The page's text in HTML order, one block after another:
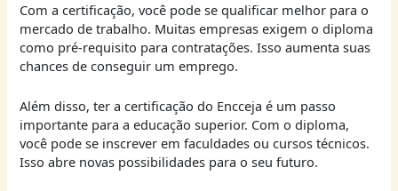
Com a certificação, você pode se qualificar melhor para o
mercado de trabalho. Muitas empresas exigem o diploma
como pré-requisito para contratações. Isso aumenta suas
chances de conseguir um emprego.
Além disso, ter a certificação do Encceja é um passo
importante para a educação superior. Com o diploma,
você pode se inscrever em faculdades ou cursos técnicos.
Isso abre novas possibilidades para o seu futuro.